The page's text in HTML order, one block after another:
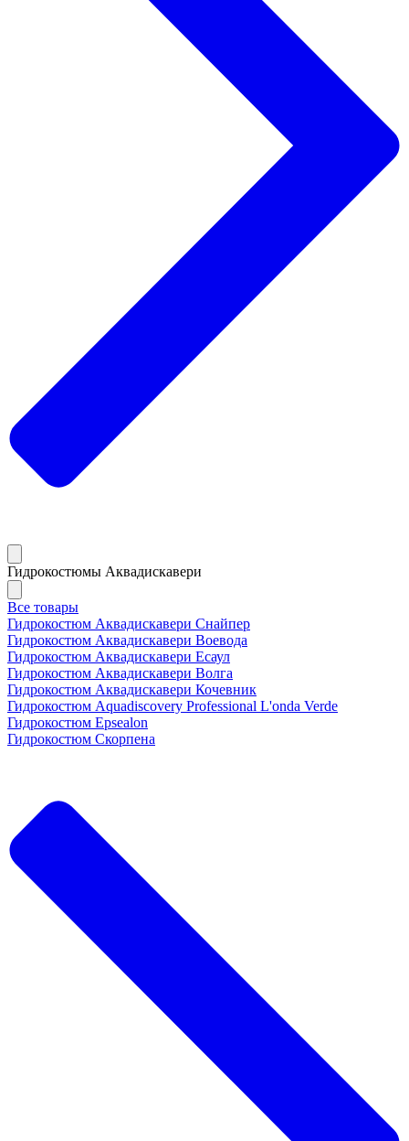
Гидрокостюмы Аквадискавери
Все товары
Гидрокостюм Аквадискавери Снайпер
Гидрокостюм Аквадискавери Воевода
Гидрокостюм Аквадискавери Есаул
Гидрокостюм Аквадискавери Волга
Гидрокостюм Аквадискавери Кочевник
Гидрокостюм Aquadiscovery Professional L'onda Verde
Гидрокостюм Epsealon
Гидрокостюм Скорпена